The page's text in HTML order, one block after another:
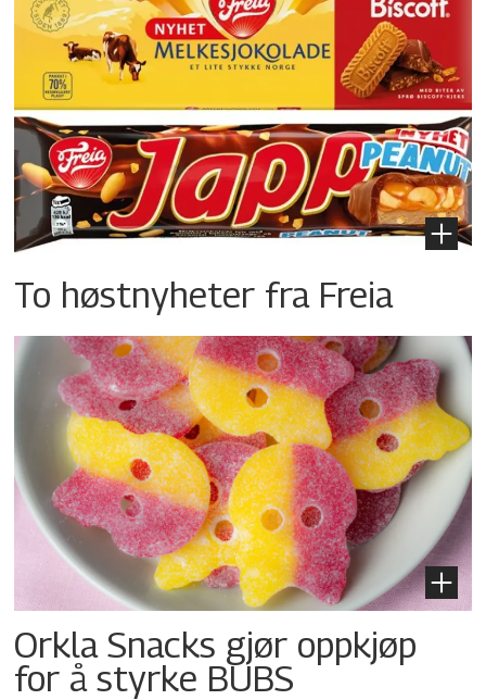
To høstnyheter fra Freia
Orkla Snacks gjør oppkjøp
for å styrke BUBS